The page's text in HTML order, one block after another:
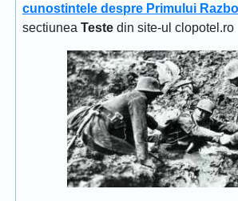
cunostintele despre Primului
sectiunea Teste din site-ul clopotel.ro